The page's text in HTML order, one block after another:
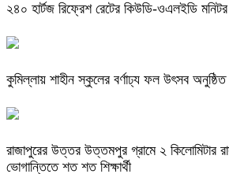
২৪০ হার্টজ রিফ্রেশ রেটের কিউডি-ওএলইডি
কুমিল্লায় শাহীন স্কুলের বর্ণাঢ্য ফল উৎসব অনুষ্ঠিত
রাজাপুরের উত্তর উত্তমপুর গ্রামে ২ কিলোমিটার
ভোগান্তিতে শত শত শিক্ষার্থী